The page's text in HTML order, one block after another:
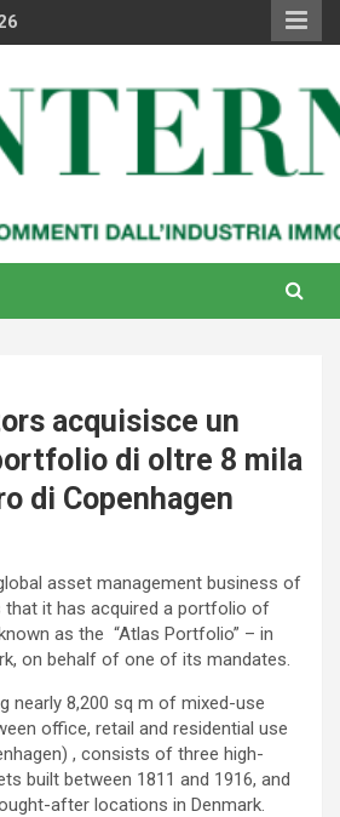
acquisisce un
di oltre 8 mila
di Copenhagen
asset management business of
that it has acquired a portfolio of
as the “Atlas Portfolio” – in
on behalf of one of its mandates.
nearly 8,200 sq m of mixed-use
office, retail and residential use
, consists of three high-
built between 1811 and 1916, and
after locations in Denmark.